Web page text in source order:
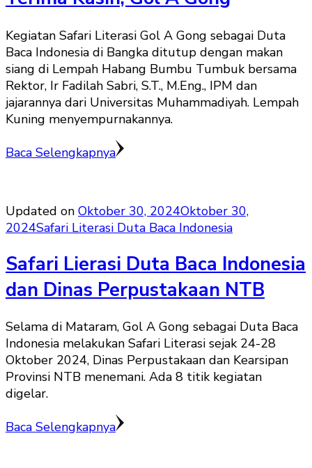
Kegiatan Safari Literasi Gol A Gong sebagai Duta
Baca Indonesia di Bangka ditutup dengan makan
siang di Lempah Habang Bumbu Tumbuk bersama
Rektor, Ir Fadilah Sabri, S.T., M.Eng., IPM dan
jajarannya dari Universitas Muhammadiyah. Lempah
Kuning menyempurnakannya.
Baca Selengkapnya
Updated on Oktober 30, 2024Oktober 30,
2024Safari Literasi Duta Baca Indonesia
Safari Lierasi Duta Baca Indonesia
dan Dinas Perpustakaan NTB
Selama di Mataram, Gol A Gong sebagai Duta Baca
Indonesia melakukan Safari Literasi sejak 24-28
Oktober 2024, Dinas Perpustakaan dan Kearsipan
Provinsi NTB menemani. Ada 8 titik kegiatan
digelar.
Baca Selengkapnya